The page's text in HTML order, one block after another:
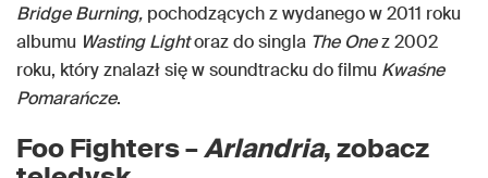
Bridge Burning, pochodzących z wydanego w 2011 roku
albumu Wasting Lightoraz do singla The Onez 2002
roku, który znalazł się w soundtracku do filmu Kwaśne
Pomarańcze.
Foo Fighters –Arlandria, zobacz